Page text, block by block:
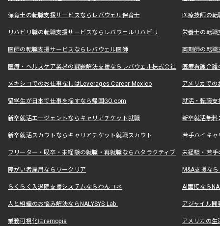
保育士の転職支援サービスならレバウェル保育士 医療技師の
リハビリ職の転職支援サービスならレバウェルリハビリ 栄養士の転
医師の転職支援サービスならレバウェル医師 薬剤師の転
医療・ヘルスケア業界の課題解決支援ならレバウェル株式会社 医療看護介
メキシコでのお仕事探しはLeverages Career Mexico アメリカで
留学生が日本で仕事を探すなら帰国GO.com 就活・転職
新卒就活エージェントならキャリアチケット就職 新卒就活無料
新卒就活スカウトならキャリアチケット就職スカウト 若手ハイキ
フリーター・既卒・未経験の就職・再就職ならハタラクティブ 未経験・若手
障がい者雇用ならワークリア M&A支援な
らくらく入退院支援システムならわんコネ AI面接なら
人と組織のお悩み解決ならNALYSYS Lab. アジャイル
業務可視化はremopia アメリカの